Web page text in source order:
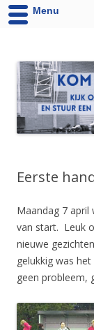
Eerste
Maandag 7 april
van start. Leuk
nieuwe
gelukkig was
geen probleem,
Menu